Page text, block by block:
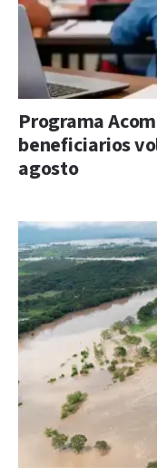
Programa
beneficiarios
agosto